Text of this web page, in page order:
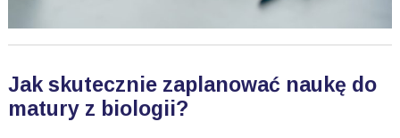
Jak skutecznie zaplanować naukę do
matury z biologii?